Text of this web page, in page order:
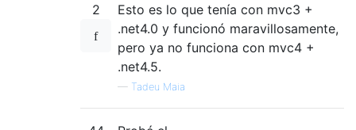
2
Esto es lo que tenía con mvc3 +
.net4.0 y funcionó maravillosamente,
pero ya no funciona con mvc4 +
.net4.5.
— Tadeu Maia